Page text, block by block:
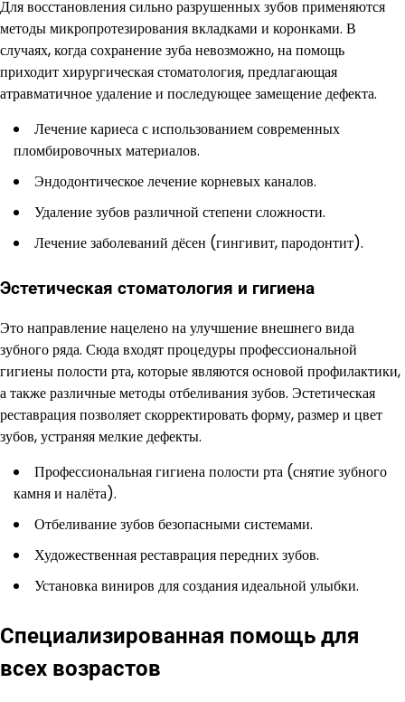
Для восстановления сильно разрушенных зубов применяются
методы микропротезирования вкладками и коронками. В
случаях, когда сохранение зуба невозможно, на помощь
приходит хирургическая стоматология, предлагающая
атравматичное удаление и последующее замещение дефекта.
Лечение кариеса с использованием современных
пломбировочных материалов.
Эндодонтическое лечение корневых каналов.
Удаление зубов различной степени сложности.
Лечение заболеваний дёсен (гингивит, пародонтит).
Эстетическая стоматология и гигиена
Это направление нацелено на улучшение внешнего вида
зубного ряда. Сюда входят процедуры профессиональной
гигиены полости рта, которые являются основой профилактики,
а также различные методы отбеливания зубов. Эстетическая
реставрация позволяет скорректировать форму, размер и цвет
зубов, устраняя мелкие дефекты.
Профессиональная гигиена полости рта (снятие зубного
камня и налёта).
Отбеливание зубов безопасными системами.
Художественная реставрация передних зубов.
Установка виниров для создания идеальной улыбки.
Специализированная помощь для
всех возрастов